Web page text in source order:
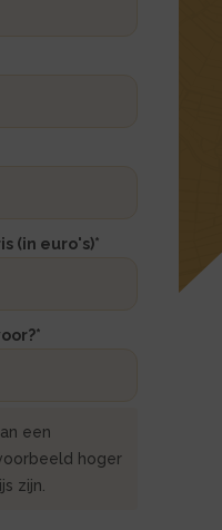
(in euro's)*
*
een
hoger
zijn.